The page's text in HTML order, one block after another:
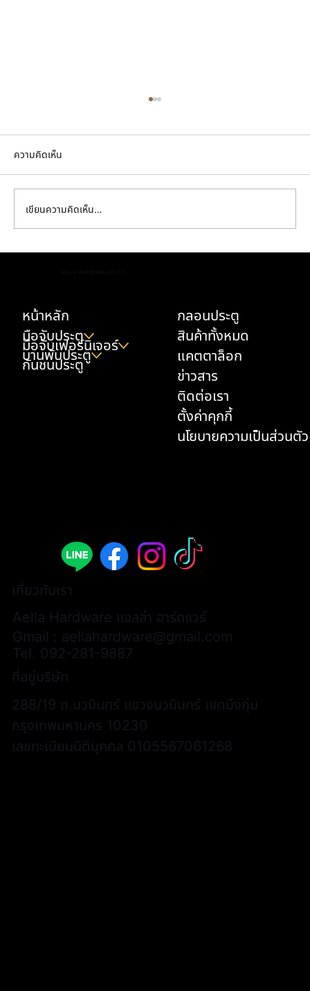
ความคิดเห็น
เขียนความคิดเห็น…
หน้าหลัก
มือจับประตู
มือจับเฟอร์นิเจอร์
บานพับประตู
กันชนประตู
กลอนประตู
สินค้าทั้งหมด
แคตตาล็อก
ข่าวสาร
ติดต่อเรา
ตั้งค่าคุกกี้
นโยบายความเป็นส่วนตัว
เกี่ยวกับเรา
Aella Hardware แอลล่า ฮาร์ดแวร์
Gmail : aellahardware@gmail.com
Tel. 092-281-9887
ที่อยู่บริษัท
288/19 ถ.นวมินทร์ แขวงนวมินทร์ เขตบึงกุ่ม
กรุงเทพมหานคร 10230
เลขทะเบียนนิติบุคคล 0105567061268